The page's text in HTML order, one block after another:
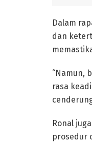
Dalam
dan
“Namun,
rasa
Ronal
prosedur